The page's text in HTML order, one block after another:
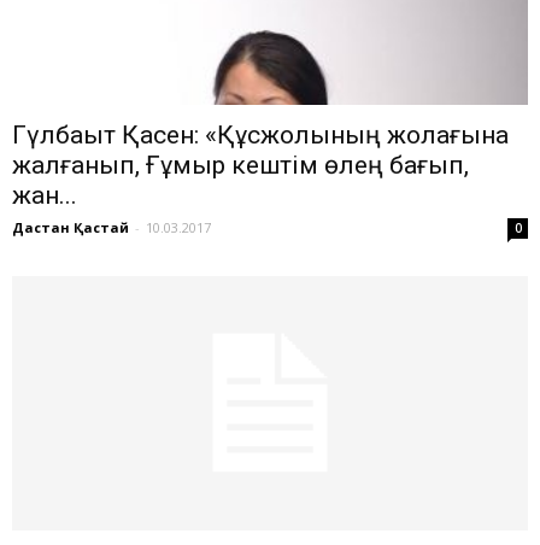
Гүлбақыт Қасен: «Құсжолының жолағына
жалғанып, Ғұмыр кештім өлең бағып,
жан...
Дастан Қастай - 10.03.2017 0